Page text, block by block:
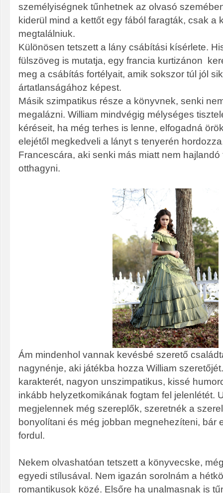
személyiségnek tűnhetnek az olvasó
kiderül mind a kettőt egy fából faragták, csak a
megtalálniuk.
Különösen tetszett a lány csábítási kísérlete.
fülszöveg is mutatja, egy francia kurtizánon
meg a csábítás fortélyait, amik sokszor túl jól
ártatlanságához képest.
Másik szimpatikus része a könyvnek, senki
megalázni. William mindvégig mélységes
kéréseit, ha még terhes is lenne, elfogadná
elejétől megkedveli a lányt s tenyerén
Francescára, aki senki más miatt nem hajlandó
otthagyni.
Ám mindenhol vannak kevésbé szerető
nagynénje, aki játékba hozza William
karakterét, nagyon unszimpatikus, kissé
inkább helyzetkomikának fogtam fel jelenlétét.
megjelennek még szereplők, szeretnék a
bonyolítani és még jobban megnehezíteni, bár
fordul.
Nekem olvashatóan tetszett a könyvecske,
egyedi stílusával. Nem igazán sorolnám a
romantikusok közé. Elsőre ha unalmasnak is